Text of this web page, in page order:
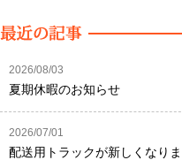
2026/08/03
夏期休暇のお知らせ
2026/07/01
配送用トラックが新しくなりま